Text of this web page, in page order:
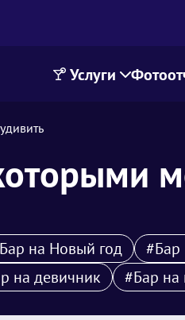
Услуги
на Новый год
#Бар
на девичник
#Бар на